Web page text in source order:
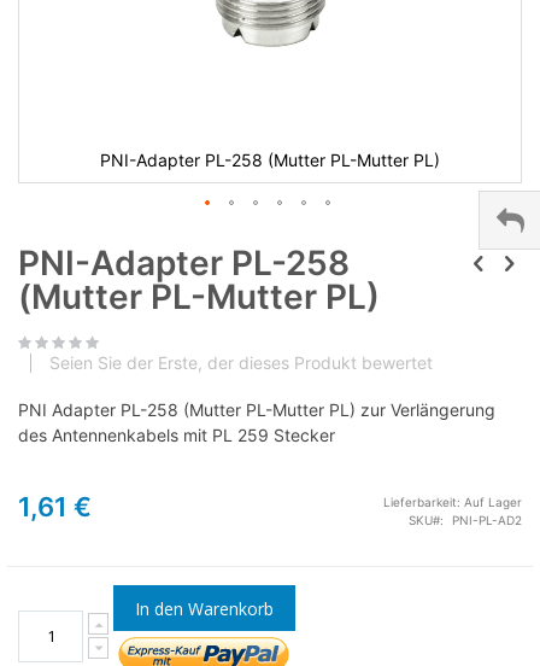
PNI-Adapter PL-258 (Mutter PL-Mutter PL)
PNI-Adapter PL-258
(Mutter PL-Mutter PL)
Seien Sie der Erste, der dieses Produkt bewertet
PNI Adapter PL-258 (Mutter PL-Mutter PL) zur Verlängerung
des Antennenkabels mit PL 259 Stecker
1,61 € Lieferbarkeit: Auf Lager
SKU
PNI-PL-AD2
In den Warenkorb